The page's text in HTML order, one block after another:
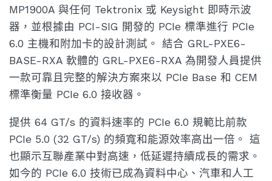
MP1900A 與任何 Tektronix 或 Keysight 即時示波
器，並根據由 PCI-SIG 開發的 PCIe 標準進行 PCIe
6.0 主機和附加卡的設計測試。 結合 GRL-PXE6-
BASE-RXA 軟體的 GRL-PXE6-RXA 為開發人員提供
一款可靠且完整的解決方案來以 PCIe Base 和 CEM
標準衡量 PCIe 6.0 接收器。
提供 64 GT/s 的資料速率的 PCIe 6.0 規範比前款
PCIe 5.0 (32 GT/s) 的頻寬和能源效率高出一倍。 這
也顯示互聯產業中對高速，低延遲持續成長的需求。
如今的 PCIe 6.0 技術已成為資料中心、汽車和人工